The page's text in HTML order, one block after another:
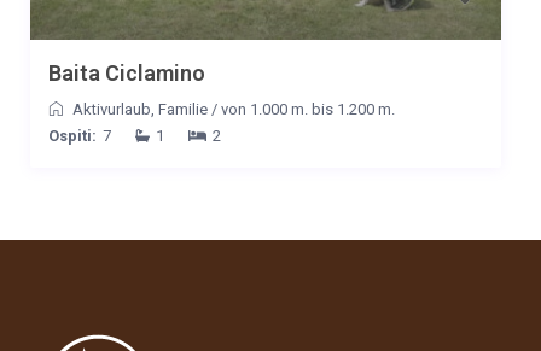
Baita Ciclamino
Aktivurlaub, Familie / von 1.000 m. bis 1.200 m.
Ospiti: 7 1 2